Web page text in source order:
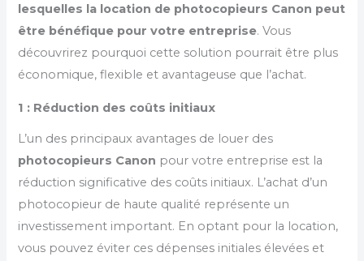
lesquelles la location de photocopieurs Canon peut
être bénéfique pour votre entreprise. Vous
découvrirez pourquoi cette solution pourrait être plus
économique, flexible et avantageuse que l’achat.
1 : Réduction des coûts initiaux
L’un des principaux avantages de louer des
photocopieurs Canon pour votre entreprise est la
réduction significative des coûts initiaux. L’achat d’un
photocopieur de haute qualité représente un
investissement important. En optant pour la location,
vous pouvez éviter ces dépenses initiales élevées et